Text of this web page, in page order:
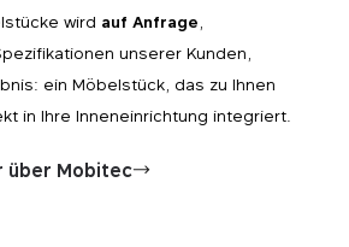
wird auf Anfrage
unserer Kunden,
ein Möbelstück, das zu Ihnen
in Ihre Inneneinrichtung integriert.
über Mobitec